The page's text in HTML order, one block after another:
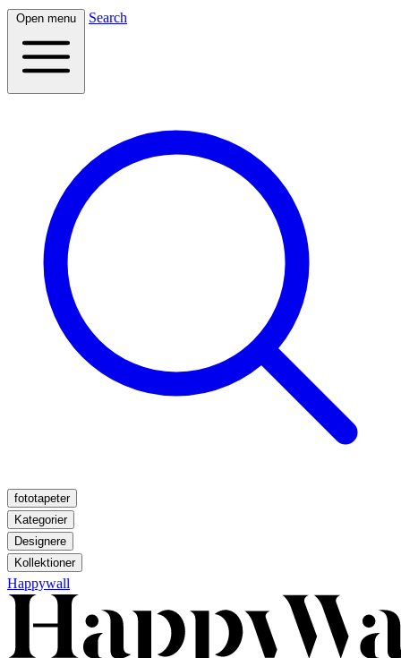
Open menu Search
fototapeter
Kategorier
Designere
Kollektioner
Happywall